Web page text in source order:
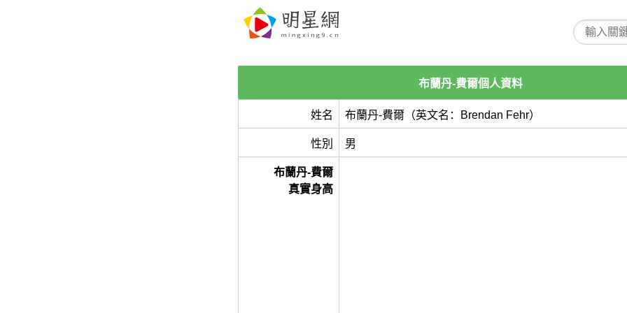
布蘭丹-費爾個人資料
姓名 布蘭丹-費爾（英文名：Brendan Fehr）
性別 男
布蘭丹-費爾
真實身高